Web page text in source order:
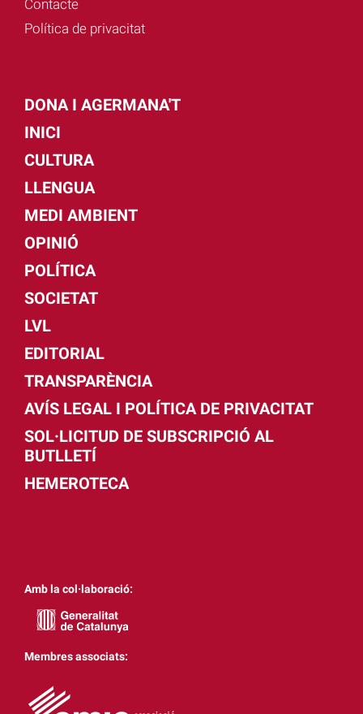
Contacte
Política de privacitat
DONA I AGERMANA'T
INICI
CULTURA
LLENGUA
MEDI AMBIENT
OPINIÓ
POLÍTICA
SOCIETAT
LVL
EDITORIAL
TRANSPARÈNCIA
AVÍS LEGAL I POLÍTICA DE PRIVACITAT
SOL·LICITUD DE SUBSCRIPCIÓ AL
BUTLLETÍ
HEMEROTECA
Amb la col·laboració:
Membres associats: